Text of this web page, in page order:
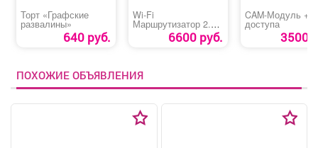
Торт «Графские
развалины»
640 руб.
Wi-Fi
Маршрутизатор 2.4 /
5 ГГц 6600 руб.
CAM-Модуль +
доступа
3500
ПОХОЖИЕ ОБЪЯВЛЕНИЯ